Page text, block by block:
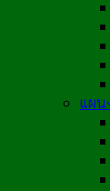
แผน